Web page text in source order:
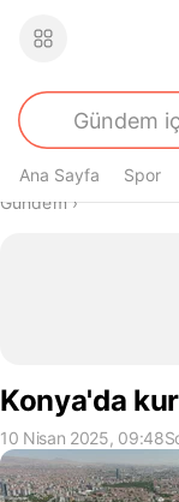
Ana Sayfa Spor
Buradasın
Gündem›
Konya'da
10 Nisan 2025, 09:48